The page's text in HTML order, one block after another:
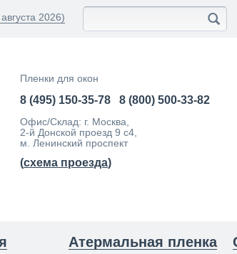
2026)
Пленки для окон
8 (495) 150-35-78 8 (800) 500-33-82
Офис/Склад: г. Москва,
2-й Донской проезд 9 с4,
м. Ленинский проспект
(схема проезда)
Атермальная пленка